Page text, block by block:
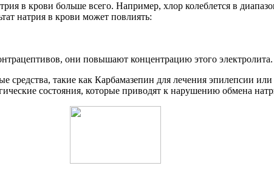
в крови больше всего. Например, хлор колеблется в
натрия в крови может повлиять:
они повышают концентрацию этого электролита.
такие как Карбамазепин для лечения эпилепсии или
состояния, которые приводят к нарушению обмена